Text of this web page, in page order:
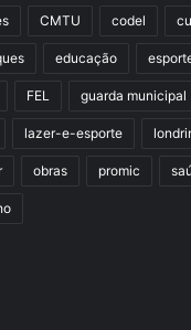
CMTU codel
educação
FEL guarda municipal
lazer-e-esporte
obras promic